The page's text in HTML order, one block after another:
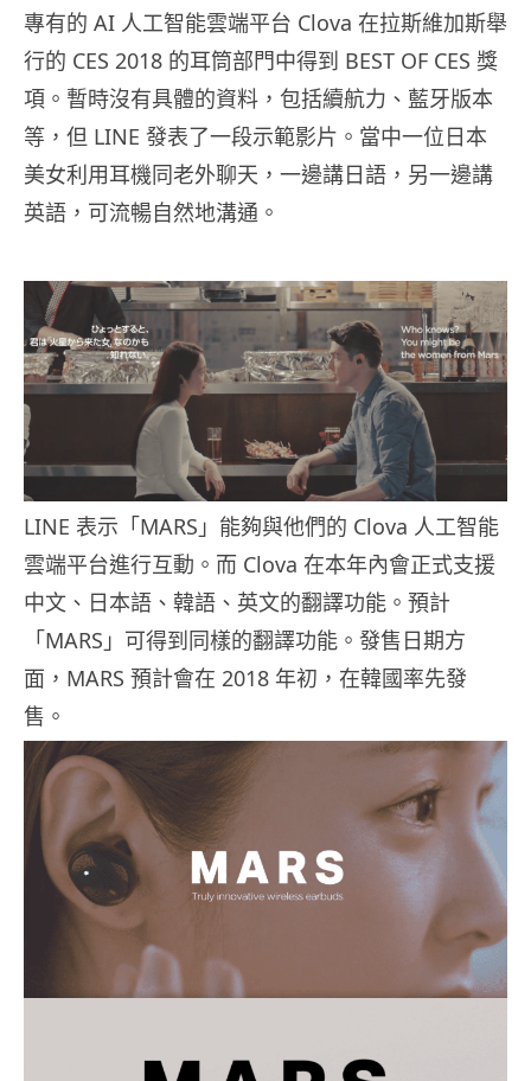
專有的 AI 人工智能雲端平台 Clova 在拉斯維加斯舉
行的 CES 2018 的耳筒部門中得到 BEST OF CES 獎
項。暫時沒有具體的資料，包括續航力、藍牙版本
等，但 LINE 發表了一段示範影片。當中一位日本
美女利用耳機同老外聊天，一邊講日語，另一邊講
英語，可流暢自然地溝通。
LINE 表示「MARS」能夠與他們的 Clova 人工智能
雲端平台進行互動。而 Clova 在本年內會正式支援
中文、日本語、韓語、英文的翻譯功能。預計
「MARS」可得到同樣的翻譯功能。發售日期方
面，MARS 預計會在 2018 年初，在韓國率先發
售。